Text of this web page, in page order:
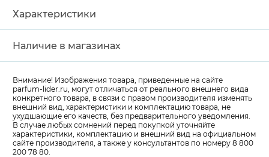
Характеристики
Наличие в магазинах
Внимание! Изображения товара, приведенные на сайте
parfum-lider.ru, могут отличаться от реального внешнего вида
конкретного товара, в связи с правом производителя изменять
внешний вид, характеристики и комплектацию товара, не
ухудшающие его качеств, без предварительного уведомления.
В случае любых сомнений перед покупкой уточняйте
характеристики, комплектацию и внешний вид на официальном
сайте производителя, а также у консультантов по номеру 8 800
200 78 80.